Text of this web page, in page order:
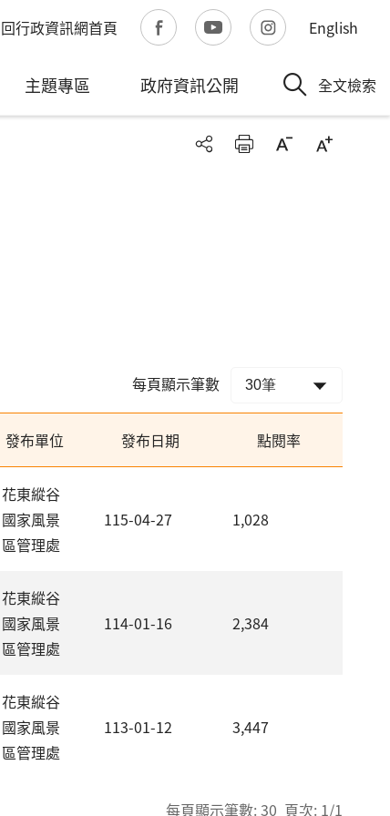
回行政資訊網首頁 English
主題專區 政府資訊公開 全文檢索
每頁顯示筆數
發布單位 發布日期 點閱率
花東縱谷
國家風景
區管理處
115-04-27 1,028
花東縱谷
國家風景
區管理處
114-01-16 2,384
花東縱谷
國家風景
區管理處
113-01-12 3,447
每頁顯示筆數: 30 頁次: 1/1